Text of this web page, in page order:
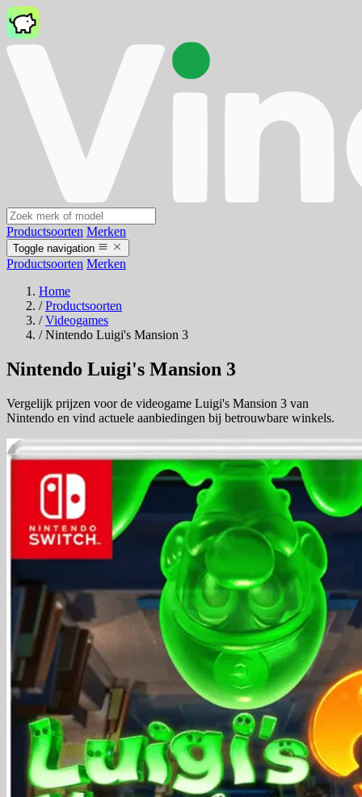
Productsoorten Merken
Toggle navigation
Productsoorten Merken
Home
/ Productsoorten
/ Videogames
/ Nintendo Luigi's Mansion 3
Nintendo Luigi's Mansion 3
Vergelijk prijzen voor de videogame Luigi's Mansion 3 van
Nintendo en vind actuele aanbiedingen bij betrouwbare winkels.